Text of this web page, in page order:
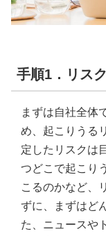
手順1．リス
まずは自社全体
め、起こりうる
定したリスクは
つどこで起こり
こるのかなど、
ずに、まずはど
た、ニュースや